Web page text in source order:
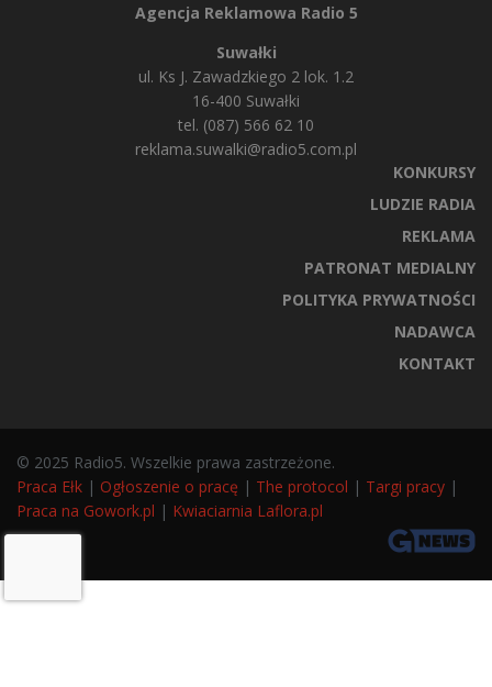
Agencja Reklamowa Radio 5
Suwałki
ul. Ks J. Zawadzkiego 2 lok. 1.2
16-400 Suwałki
tel. (087) 566 62 10
reklama.suwalki@radio5.com.pl
KONKURSY
LUDZIE RADIA
REKLAMA
PATRONAT MEDIALNY
POLITYKA PRYWATNOŚCI
NADAWCA
KONTAKT
© 2025 Radio5. Wszelkie prawa zastrzeżone.
Praca Ełk | Ogłoszenie o pracę | The protocol | Targi pracy |
Praca na Gowork.pl | Kwiaciarnia Laflora.pl